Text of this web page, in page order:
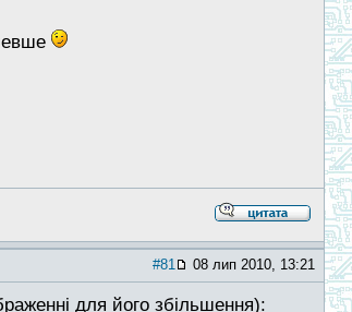
#81 08 лип 2010, 13:21
для його збільшення):